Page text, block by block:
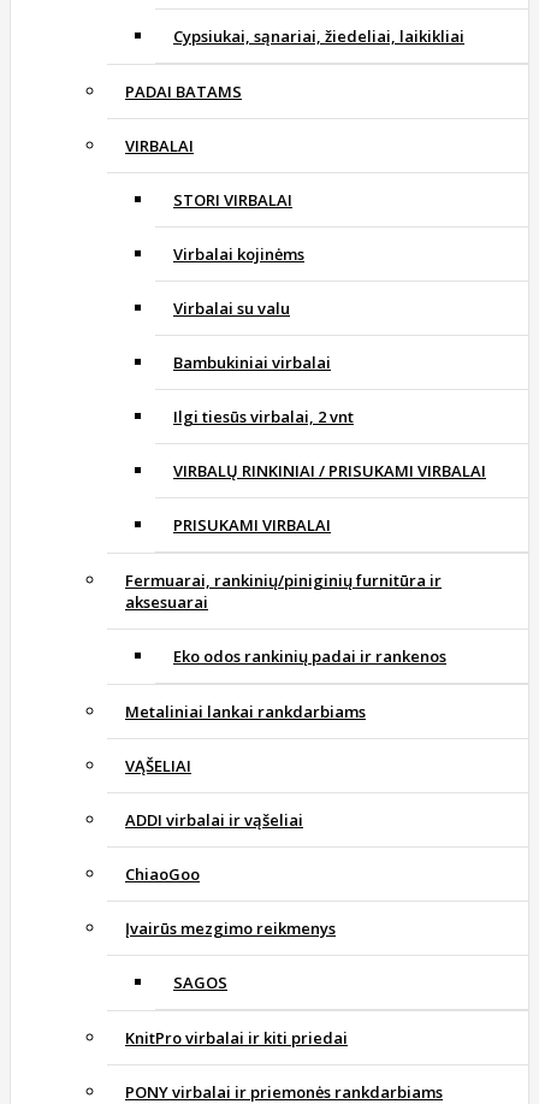
Cypsiukai, sąnariai, žiedeliai, laikikliai
PADAI BATAMS
VIRBALAI
STORI VIRBALAI
Virbalai kojinėms
Virbalai su valu
Bambukiniai virbalai
Ilgi tiesūs virbalai, 2 vnt
VIRBALŲ RINKINIAI / PRISUKAMI VIRBALAI
PRISUKAMI VIRBALAI
Fermuarai, rankinių/piniginių furnitūra ir
aksesuarai
Eko odos rankinių padai ir rankenos
Metaliniai lankai rankdarbiams
VĄŠELIAI
ADDI virbalai ir vąšeliai
ChiaoGoo
Įvairūs mezgimo reikmenys
SAGOS
KnitPro virbalai ir kiti priedai
PONY virbalai ir priemonės rankdarbiams